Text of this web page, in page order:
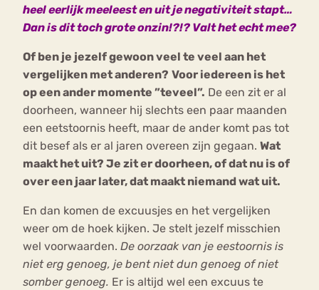
heel eerlijk meeleest en uit je negativiteit stapt…
Dan is dit toch grote onzin!?!? Valt het echt mee?
Of ben je jezelf gewoon veel te veel aan het
vergelijken met anderen? Voor iedereen is het
op een ander momente ”teveel”. De een zit er al
doorheen, wanneer hij slechts een paar maanden
een eetstoornis heeft, maar de ander komt pas tot
dit besef als er al jaren overeen zijn gegaan. Wat
maakt het uit? Je zit er doorheen, of dat nu is of
over een jaar later, dat maakt niemand wat uit.
En dan komen de excuusjes en het vergelijken
weer om de hoek kijken. Je stelt jezelf misschien
wel voorwaarden. De oorzaak van je eestoornis is
niet erg genoeg, je bent niet dun genoeg of niet
somber genoeg. Er is altijd wel een excuus te